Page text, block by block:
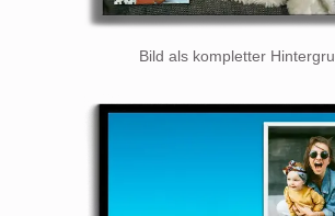
Bild als kompletter